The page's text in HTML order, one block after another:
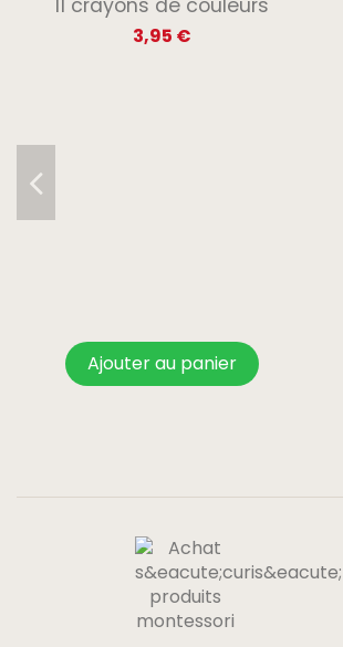
11 crayons de couleurs
3,95 €
Ajouter au panier